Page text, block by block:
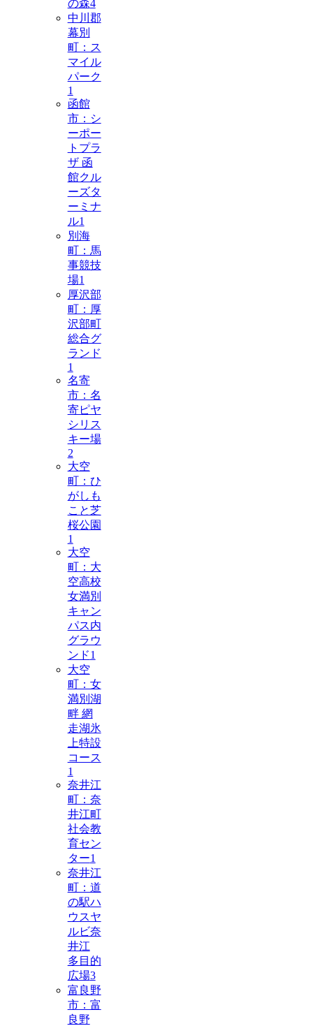
の森4
中川郡
幕別
町：ス
マイル
パーク
1
函館
市：シ
ーポー
トプラ
ザ 函
館クル
ーズタ
ーミナ
ル1
別海
町：馬
事競技
場1
厚沢部
町：厚
沢部町
総合グ
ランド
1
名寄
市：名
寄ピヤ
シリス
キー場
2
大空
町：ひ
がしも
こと芝
桜公園
1
大空
町：大
空高校
女満別
キャン
パス内
グラウ
ンド1
大空
町：女
満別湖
畔 網
走湖氷
上特設
コース
1
奈井江
町：奈
井江町
社会教
育セン
ター1
奈井江
町：道
の駅ハ
ウスヤ
ルビ奈
井江
多目的
広場3
富良野
市：富
良野